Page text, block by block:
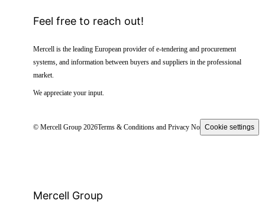
Feel free to reach out!
Mercell is the leading European provider of e-tendering and procurement
systems, and information between buyers and suppliers in the professional
market.
We appreciate your input.
© Mercell Group 2026Terms & Conditions and Privacy NoticeCookie settings
Mercell Group